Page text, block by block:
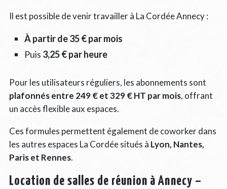
Il est possible de venir travailler à La Cordée Annecy :
À partir de 35 € par mois
Puis 3,25 € par heure
Pour les utilisateurs réguliers, les abonnements sont
plafonnés entre 249 € et 329 € HT par mois, offrant
un accès flexible aux espaces.
Ces formules permettent également de coworker dans
les autres espaces La Cordée situés à Lyon, Nantes,
Paris et Rennes.
Location de salles de réunion à Annecy –